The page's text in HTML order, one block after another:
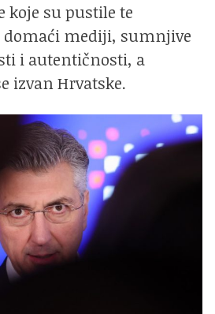
koje su pustile te
mediji, sumnjive
i autentičnosti, a
izvan Hrvatske.